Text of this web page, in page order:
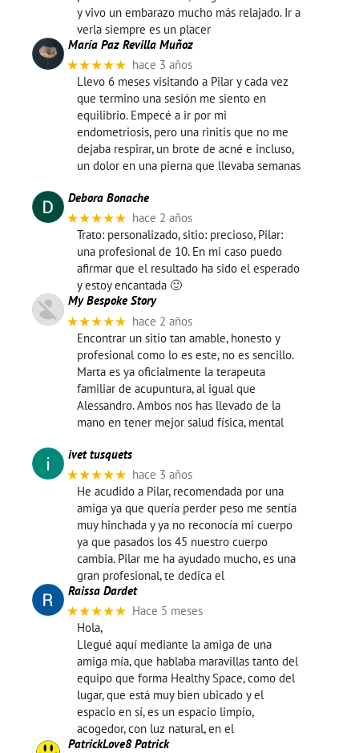
y vivo un embarazo mucho más relajado. Ir a
verla siempre es un placer
María Paz Revilla Muñoz
★★★★★ hace 3 años
Llevo 6 meses visitando a Pilar y cada vez
que termino una sesión me siento en
equilibrio. Empecé a ir por mi
endometriosis, pero una rinitis que no me
dejaba respirar, un brote de acné e incluso,
un dolor en una pierna que llevaba semanas
Debora Bonache
★★★★★ hace 2 años
Trato: personalizado, sitio: precioso, Pilar:
una profesional de 10. En mi caso puedo
afirmar que el resultado ha sido el esperado
y estoy encantada 🙂
My Bespoke Story
★★★★★ hace 2 años
Encontrar un sitio tan amable, honesto y
profesional como lo es este, no es sencillo.
Marta es ya oficialmente la terapeuta
familiar de acupuntura, al igual que
Alessandro. Ambos nos has llevado de la
mano en tener mejor salud física, mental
ivet tusquets
★★★★★ hace 3 años
He acudido a Pilar, recomendada por una
amiga ya que quería perder peso me sentía
muy hinchada y ya no reconocía mi cuerpo
ya que pasados los 45 nuestro cuerpo
cambia. Pilar me ha ayudado mucho, es una
gran profesional, te dedica el
Raissa Dardet
★★★★★ Hace 5 meses
Hola,
Llegué aquí mediante la amiga de una
amiga mía, que hablaba maravillas tanto del
equipo que forma Healthy Space, como del
lugar, que está muy bien ubicado y el
espacio en sí, es un espacio limpio,
acogedor, con luz natural, en el
PatrickLove8 Patrick